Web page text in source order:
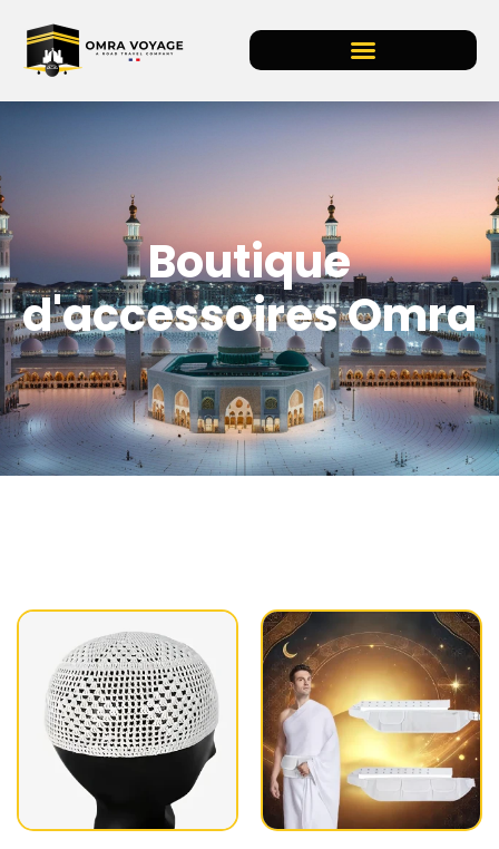
Boutique
d'accessoires Omra